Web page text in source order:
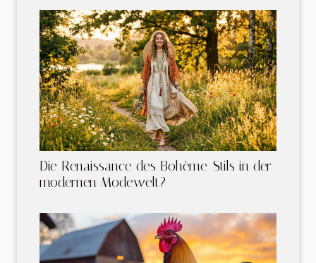
Die Renaissance des Bohème-Stils in der
modernen Modewelt?